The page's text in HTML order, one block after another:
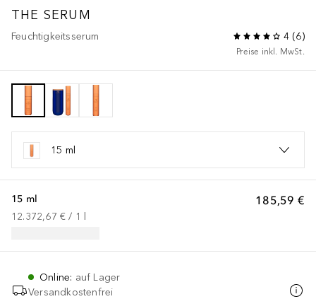
THE SERUM
Feuchtigkeitsserum 4 (6)
Preise inkl. MwSt.
15 ml
185,59 €
15 ml
12.372,67 € / 1
Online: auf Lager
Versandkostenfrei